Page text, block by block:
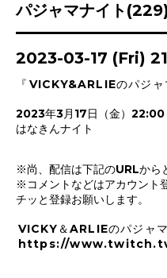
パジャマナイト
2023-03-17 (Fri)
『 VICKY&ARLIEのパジャ
2023年3月17日（金）22:00
はなきんナイト
※尚、配信は下記のURLから
※コメントなどはアカウント
チッと登録お願いします。
VICKY＆ARLIEのパジャ
https://